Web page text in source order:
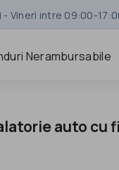
- Vineri intre 09:00-
Nerambursabile
auto cu